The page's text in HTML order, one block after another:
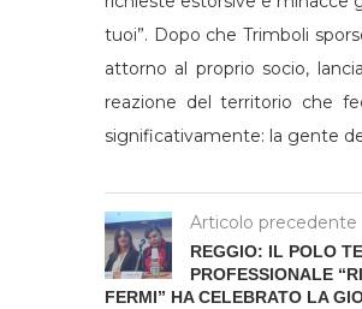
tuoi”. Dopo che Trimboli
attorno al proprio socio,
reazione del territorio che
significativamente: la gente
Articolo precedente
REGGIO: IL POLO
PROFESSIONALE
FERMI” HA CELEBRATO LA